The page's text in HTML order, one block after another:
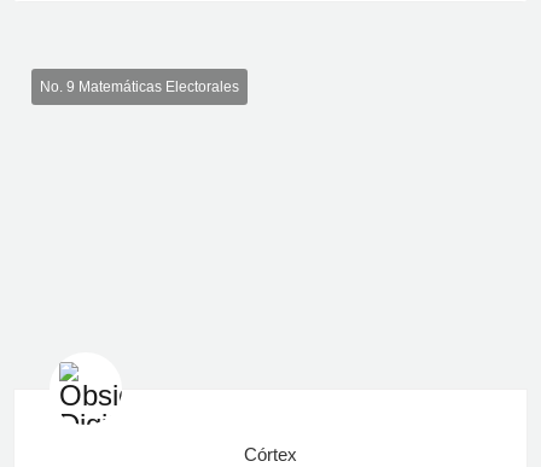
No. 9 Matemáticas Electorales
Córtex